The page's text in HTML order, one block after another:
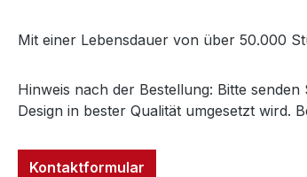
Mit einer Lebensdauer von über 50.000
Hinweis nach der Bestellung: Bitte
Design in bester Qualität umgesetzt wird.
Kontaktformular